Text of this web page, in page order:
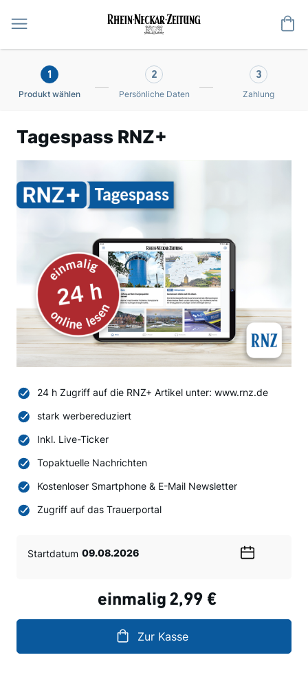
1
Produkt wählen
2
Persönliche Daten
3
Zahlung
Tagespass RNZ+
24 h Zugriff auf die RNZ+ Artikel unter: www.rnz.de
stark werbereduziert
Inkl. Live-Ticker
Topaktuelle Nachrichten
Kostenloser Smartphone & E-Mail Newsletter
Zugriff auf das Trauerportal
Startdatum
einmalig 2,99 €
Zur Kasse